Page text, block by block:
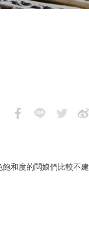
和度的闆娘們比較不建